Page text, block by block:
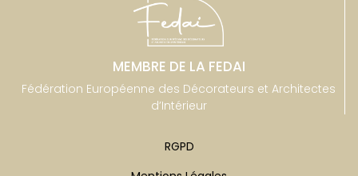
MEMBRE DE LA FEDAI
Fédération Européenne des Décorateurs et Architectes
d’Intérieur
RGPD